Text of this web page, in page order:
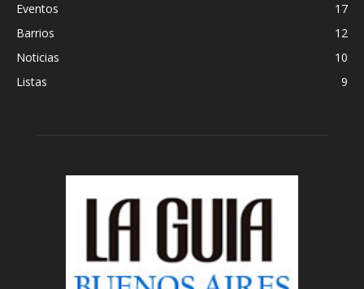
Eventos
17
Barrios
12
Noticias
10
Listas
9